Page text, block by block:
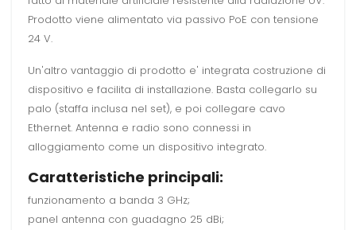
Prodotto viene alimentato via passivo PoE con tensione
24 V.
Un'altro vantaggio di prodotto e' integrata costruzione di
dispositivo e facilita di installazione. Basta collegarlo su
palo (staffa inclusa nel set), e poi collegare cavo
Ethernet. Antenna e radio sono connessi in
alloggiamento come un dispositivo integrato.
Caratteristiche principali:
funzionamento a banda 3 GHz;
panel antenna con guadagno 25 dBi;